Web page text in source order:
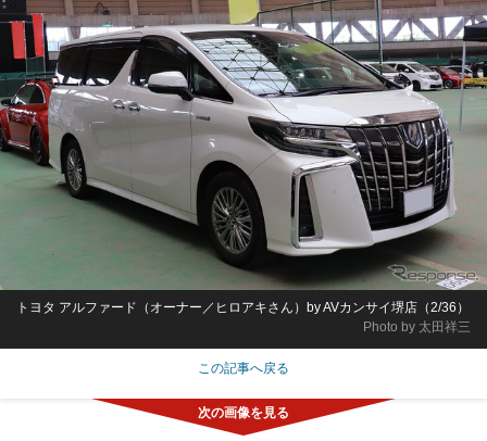
Photo by 太田祥三
トヨタ アルファード（オーナー／ヒロアキさん）by AVカンサイ堺店（2/36）
この記事へ戻る